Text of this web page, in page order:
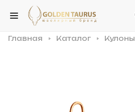
Главная Каталог Кулоны